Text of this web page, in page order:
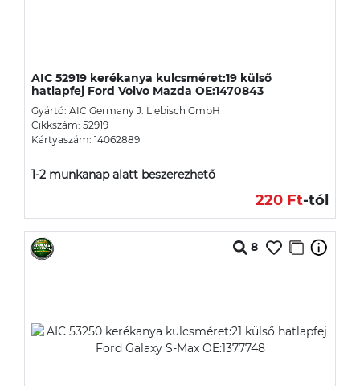
AIC 52919 kerékanya kulcsméret:19 külső
hatlapfej Ford Volvo Mazda OE:1470843
Gyártó: AIC Germany J. Liebisch GmbH
Cikkszám: 52919
Kártyaszám: 14062889
1-2 munkanap alatt beszerezhető
220 Ft-tól
8